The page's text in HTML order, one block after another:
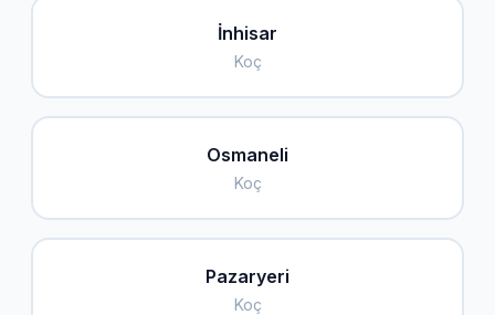
İnhisar
Koç
Osmaneli
Koç
Pazaryeri
Koç